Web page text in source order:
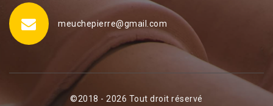
meuchepierre@gmail.com
©2018 - 2026 Tout droit réservé